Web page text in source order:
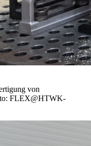
von
FLEX@HTWK-